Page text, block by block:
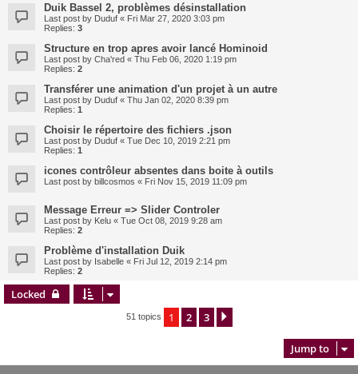
Duik Bassel 2, problèmes désinstallation
Last post by Duduf « Fri Mar 27, 2020 3:03 pm
Replies: 3
Structure en trop apres avoir lancé Hominoid
Last post by Cha'red « Thu Feb 06, 2020 1:19 pm
Replies: 2
Transférer une animation d'un projet à un autre
Last post by Duduf « Thu Jan 02, 2020 8:39 pm
Replies: 1
Choisir le répertoire des fichiers .json
Last post by Duduf « Tue Dec 10, 2019 2:21 pm
Replies: 1
icones contrôleur absentes dans boite à outils
Last post by billcosmos « Fri Nov 15, 2019 11:09 pm
Message Erreur => Slider Controler
Last post by Kelu « Tue Oct 08, 2019 9:28 am
Replies: 2
Problème d'installation Duik
Last post by Isabelle « Fri Jul 12, 2019 2:14 pm
Replies: 2
Locked
51 topics 1 2 3
Jump to